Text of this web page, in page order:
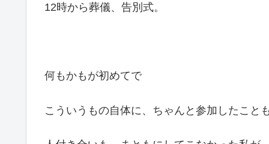
12時から葬儀、告別式。
何もかもが初めてで
こういうもの自体に、ちゃんと参加したこと